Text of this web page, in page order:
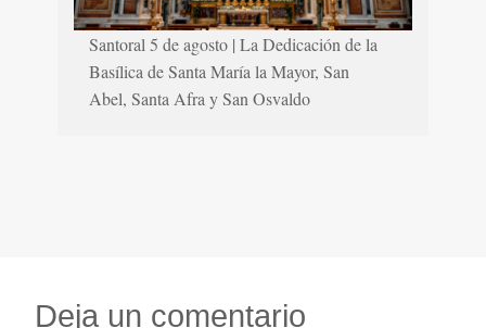
Santoral 5 de agosto | La Dedicación de la
Basílica de Santa María la Mayor, San
Abel, Santa Afra y San Osvaldo
Deja un comentario